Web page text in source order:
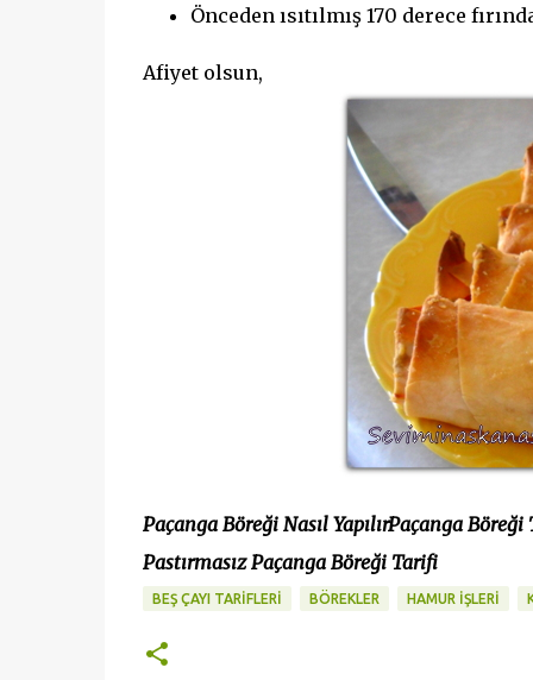
Önceden ısıtılmış 170 derece
Afiyet olsun,
Paçanga Böreği Nasıl YapılırPaçanga Böreği
Pastırmasız Paçanga Böreği Tarifi
BEŞ ÇAYI TARİFLERİ BÖREKLER HAMUR İŞLERİ